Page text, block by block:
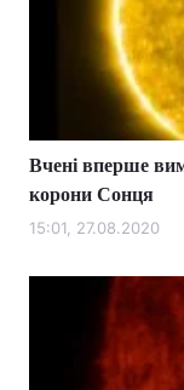
Вчені вперше
корони Сонця
15:01, 27.08.2020